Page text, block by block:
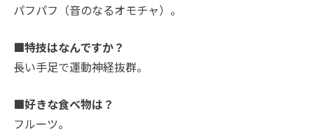
パフパフ（音のなるオモチャ）。
■特技はなんですか？
長い手足で運動神経抜群。
■好きな食べ物は？
フルーツ。